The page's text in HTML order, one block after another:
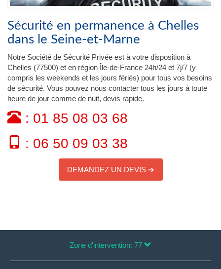
Sécurité en permanence à Chelles
dans le Seine-et-Marne
Notre Société de Sécurité Privée est à votre disposition à
Chelles (77500) et en région Île-de-France 24h/24 et 7j/7 (y
compris les weekends et les jours fériés) pour tous vos besoins
de sécurité. Vous pouvez nous contacter tous les jours à toute
heure de jour comme de nuit, devis rapide.
: 01 85 08 03 68
: 06 50 09 03 38
DEMANDEZ UN DEVIS ➔
Zone d'intervention: 77